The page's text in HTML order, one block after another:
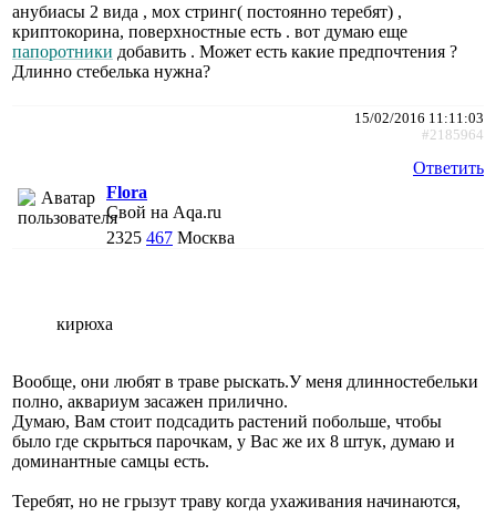
анубиасы 2 вида , мох стринг( постоянно теребят) ,
криптокорина, поверхностные есть . вот думаю еще
папоротники добавить . Может есть какие предпочтения ?
Длинно стебелька нужна?
15/02/2016 11:11:03
#2185964
Ответить
Flora
Свой на Aqa.ru
2325 467 Москва
кирюха
Вообще, они любят в траве рыскать.У меня длинностебельки
полно, аквариум засажен прилично.
Думаю, Вам стоит подсадить растений побольше, чтобы
было где скрыться парочкам, у Вас же их 8 штук, думаю и
доминантные самцы есть.
Теребят, но не грызут траву когда ухаживания начинаются,